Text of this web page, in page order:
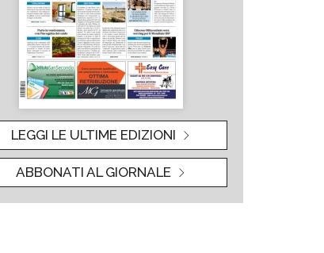
LEGGI LE ULTIME EDIZIONI
ABBONATI AL GIORNALE